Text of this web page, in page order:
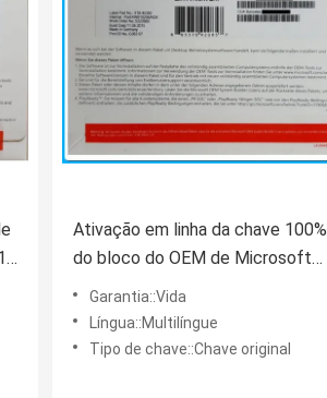
Ativação em linha da chave 100%
do bloco do OEM de Microsoft
Windows 10 originais pro
Garantia::Vida
Língua::Multilíngue
Tipo de chave::Chave original